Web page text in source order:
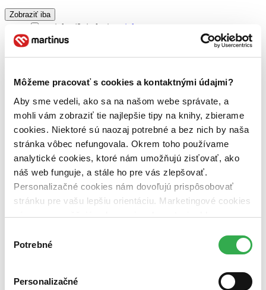
Môžeme pracovať s cookies a kontaktnými údajmi?
Aby sme vedeli, ako sa na našom webe správate, a
mohli vám zobraziť tie najlepšie tipy na knihy, zbierame
cookies. Niektoré sú naozaj potrebné a bez nich by naša
stránka vôbec nefungovala. Okrem toho používame
analytické cookies, ktoré nám umožňujú zisťovať, ako
náš web funguje, a stále ho pre vás zlepšovať.
Personalizačné cookies nám dovoľujú prispôsobovať
stránku pre vašu lepšiu orientáciu. Marketingové cookies
nám zas umožňujú zobrazenie relevantnej reklamy.
nám pomohlo, keby sme mohli používať všetky tieto
súhlasu
Potrebné
Personalizačné
Zobraziť iba
novinky (0 titulov)
novinky
zľavnené tituly (0 titulov)
Dostupnosť
predpredaj (0 titulov)predpredaj
pripravujeme (0 titulov)
pripravujeme
dostupná (bez vypredaných) (0 titulov)
dostupná (bez
vypredaných)
Nové / čítané
nová (0 titulov) nová
čítaná (0 titulov)čítaná
čítaná - výborný stav (0 titulov)čítaná - výborný stav
čítaná - mierne opotrebovaná (0 titulov)čítaná - mierne
opotrebovaná
Zúžiť výber